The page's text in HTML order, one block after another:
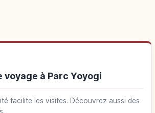
voyage à Parc Yoyogi
facilite les visites. Découvrez aussi des